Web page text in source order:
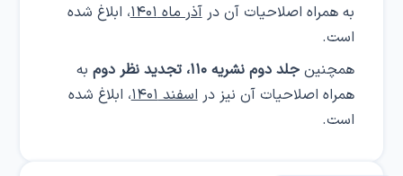
به همراه اصلاحیات آن درآذر ماه ۱۴۰۱
، ابلاغ شده
است.
همچنینجلد دوم نشریه ۱۱۰، تجدید نظر دوم
به
همراه اصلاحیات آن نیز دراسفند ۱۴۰۱
، ابلاغ شده
است.